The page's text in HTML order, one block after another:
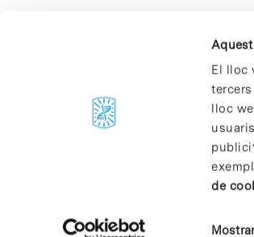
El lloc
lloc
de
C/Baldiri Reixac, 4-12 i 15